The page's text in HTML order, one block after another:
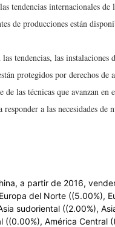
tendencias internacionales
de producciones están
tendencias, las
protegidos por derechos
de las técnicas que avanzan
a las necesidades de
a partir de 2016,
del Norte ((5.00%),
sudoriental ((2.00%),
((0.00%), América